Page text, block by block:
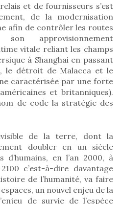
et de fournisseurs s’est
de la modernisation
afin de contrôler les routes
approvisionnement
vitale reliant les champs
à Shanghai en passant
le détroit de Malacca et le
caractérisée par une forte
et britanniques).
de code la stratégie des
de la terre, dont la
doubler en un siècle
en l’an 2000, à
c’est-à-dire davantage
de l’humanité, va faire
un nouvel enjeu de la
de survie de l’espèce